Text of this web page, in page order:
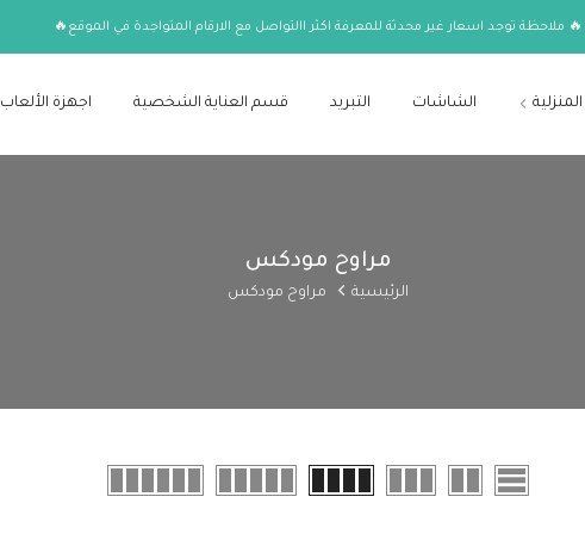
🔥 ملاحظة توجد اسعار غير محدثة للمعرفة اكثر االتواصل مع الارقام المتواجدة في الموقع🔥
الشاشات التبريد قسم العناية الشخصية اجهزة الألعاب
مراوح مودكس
الرئيسية مراوح مودكس